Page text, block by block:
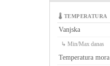
🌡 TEMPERATURA
Vanjska
↳ Min/Max danas
Temperatura mora